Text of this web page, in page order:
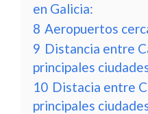
en Galicia:
8 Aeropuertos
9 Distancia entre
principales
10 Distacia entre
principales